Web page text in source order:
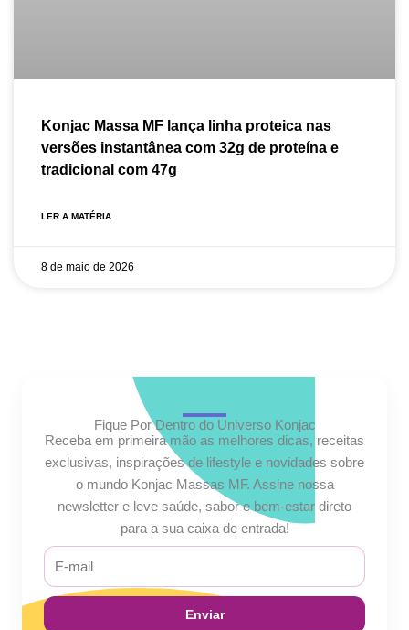
Konjac Massa MF lança linha proteica nas
versões instantânea com 32g de proteína e
tradicional com 47g
LER A MATÉRIA
8 de maio de 2026
Fique Por Dentro do Universo Konjac
Receba em primeira mão as melhores dicas, receitas
exclusivas, inspirações de lifestyle e novidades sobre
o mundo Konjac Massas MF. Assine nossa
newsletter e leve saúde, sabor e bem-estar direto
para a sua caixa de entrada!
E-
mail
Enviar